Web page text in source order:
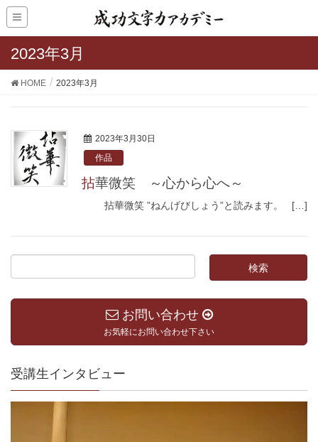
2023年3月
HOME 2023年3月
2023年3月30日
作品
拈華微笑 ～心から心へ～
拈華微笑 ”ねんげびしょう”と読みます。 […]
お問い合わせ
お気軽にお問い合わせ下さい
受講生インタビュー